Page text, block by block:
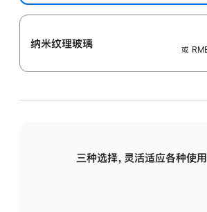
纳米纹理玻璃
或
三种选择，灵活适应各种使用